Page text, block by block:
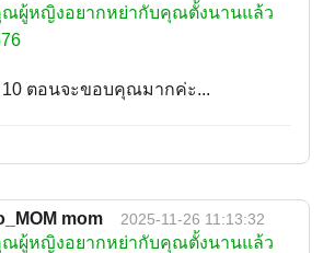
ณผู้หญิงอยากหย่ากับคุณตั้งนานแล้ว
10 ตอนจะขอบคุณมากค่ะ...
mom 2025-11-26 11:13:32
ณผู้หญิงอยากหย่ากับคุณตั้งนานแล้ว